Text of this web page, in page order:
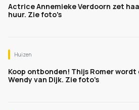
Actrice Annemieke Verdoorn zet
huur. Zie foto's
Huizen
Koop ontbonden! Thijs Romer
Wendy van Dijk. Zie foto's